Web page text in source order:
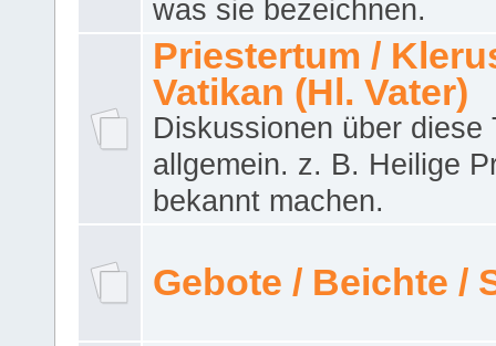
was sie bezeichnen.
Priestertum /
Vatikan (Hl. Vater)
Diskussionen über diese
allgemein. z. B. Heilige
bekannt machen.
Gebote / Beichte /